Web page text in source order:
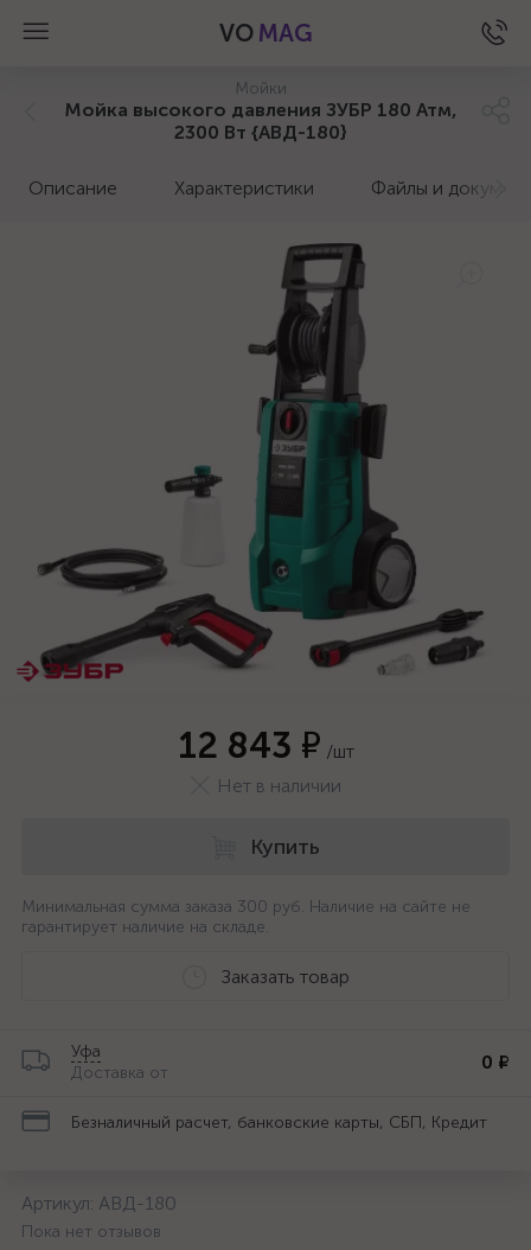
VO MAG
Мойки
Мойка высокого давления ЗУБР 180 Атм,
2300 Вт {АВД-180}
Описание Характеристики Файлы и
12 843 ₽ /шт
Нет в наличии
Купить
Минимальная сумма заказа 300 руб. Наличие на сайте не
гарантирует наличие на складе.
Заказать товар
Уфа
Доставка от
0 ₽
Безналичный расчет, банковские карты, СБП, Кредит
Артикул: АВД-180
Пока нет отзывов